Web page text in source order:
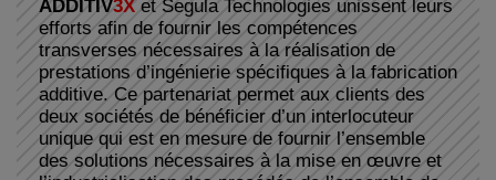
ADDITIV3X et Segula Technologies unissent leurs
efforts afin de fournir les compétences
transverses nécessaires à la réalisation de
prestations d’ingénierie spécifiques à la fabrication
additive. Ce partenariat permet aux clients des
deux sociétés de bénéficier d’un interlocuteur
unique qui est en mesure de fournir l’ensemble
des solutions nécessaires à la mise en œuvre et